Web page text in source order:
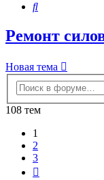
Поиск
Ремонт
Новая тема
108 тем
1
2
3